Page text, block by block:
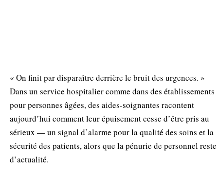
« On finit par disparaître derrière le bruit des urgences. »
Dans un service hospitalier comme dans des établissements
pour personnes âgées, des aides‑soignantes racontent
aujourd’hui comment leur épuisement cesse d’être pris au
sérieux — un signal d’alarme pour la qualité des soins et la
sécurité des patients, alors que la pénurie de personnel reste
d’actualité.